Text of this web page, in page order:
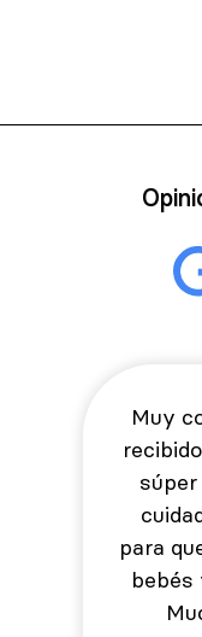
Muy
para
bebés